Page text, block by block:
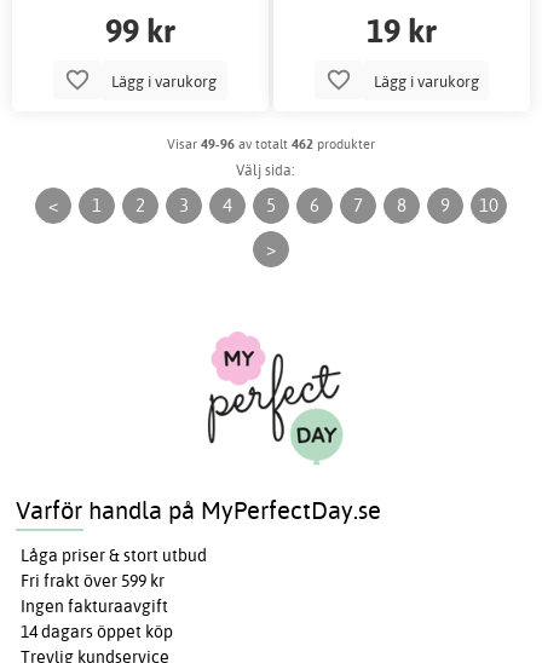
99 kr
Lägg i varukorg
19 kr
Lägg i varukorg
Visar 49-96 av totalt 462 produkter
Välj sida:
< 1 2 3 4 5 6 7 8 9
10
>
Varför handla på MyPerfectDay.se
Låga priser & stort utbud
Fri frakt över 599 kr
Ingen fakturaavgift
14 dagars öppet köp
Trevlig kundservice